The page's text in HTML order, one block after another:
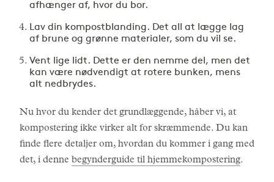
afhænger af, hvor du bor.
Lav din kompostblanding. Det all at lægge lag
af brune og grønne materialer, som du vil se.
Vent lige lidt. Dette er den nemme del, men det
kan være nødvendigt at rotere bunken, mens
alt nedbrydes.
Nu hvor du kender det grundlæggende, håber vi, at
kompostering ikke virker alt for skræmmende. Du kan
finde flere detaljer om, hvordan du kommer i gang med
det, i denne begynderguide til hjemmekompostering.